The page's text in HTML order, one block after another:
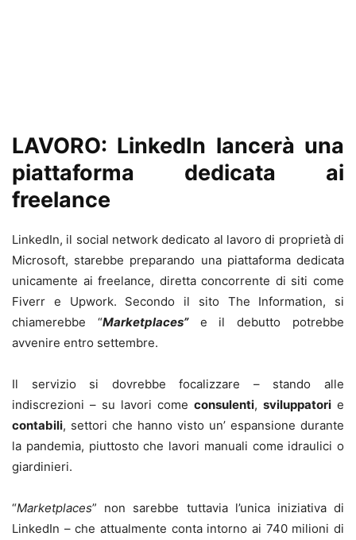
LAVORO: LinkedIn lancerà una
piattaforma dedicata ai
freelance
LinkedIn, il social network dedicato al lavoro di proprietà di
Microsoft, starebbe preparando una piattaforma dedicata
unicamente ai freelance, diretta concorrente di siti come
Fiverr e Upwork. Secondo il sito The Information, si
chiamerebbe “Marketplaces”e il debutto potrebbe
avvenire entro settembre.
Il servizio si dovrebbe focalizzare – stando alle
indiscrezioni – su lavori come consulenti, sviluppatori e
contabili, settori che hanno visto un’ espansione durante
la pandemia, piuttosto che lavori manuali come idraulici o
giardinieri.
“Marketplaces” non sarebbe tuttavia l’unica iniziativa di
LinkedIn – che attualmente conta intorno ai 740 milioni di